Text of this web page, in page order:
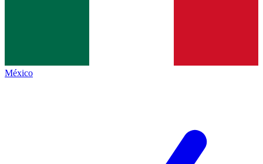
México